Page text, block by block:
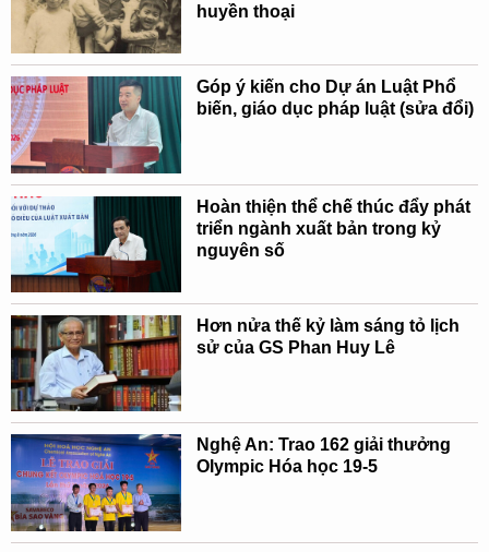
huyền thoại
Góp ý kiến cho Dự án Luật Phổ
biến, giáo dục pháp luật (sửa đổi)
Hoàn thiện thể chế thúc đẩy phát
triển ngành xuất bản trong kỷ
nguyên số
Hơn nửa thế kỷ làm sáng tỏ lịch
sử của GS Phan Huy Lê
Nghệ An: Trao 162 giải thưởng
Olympic Hóa học 19-5